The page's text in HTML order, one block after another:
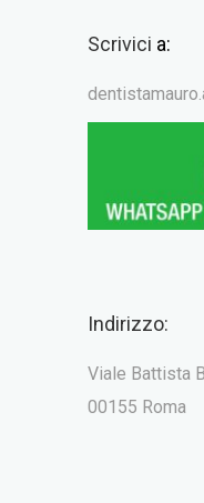
Scrivici a:
Indirizzo:
Viale Battista
00155 Roma